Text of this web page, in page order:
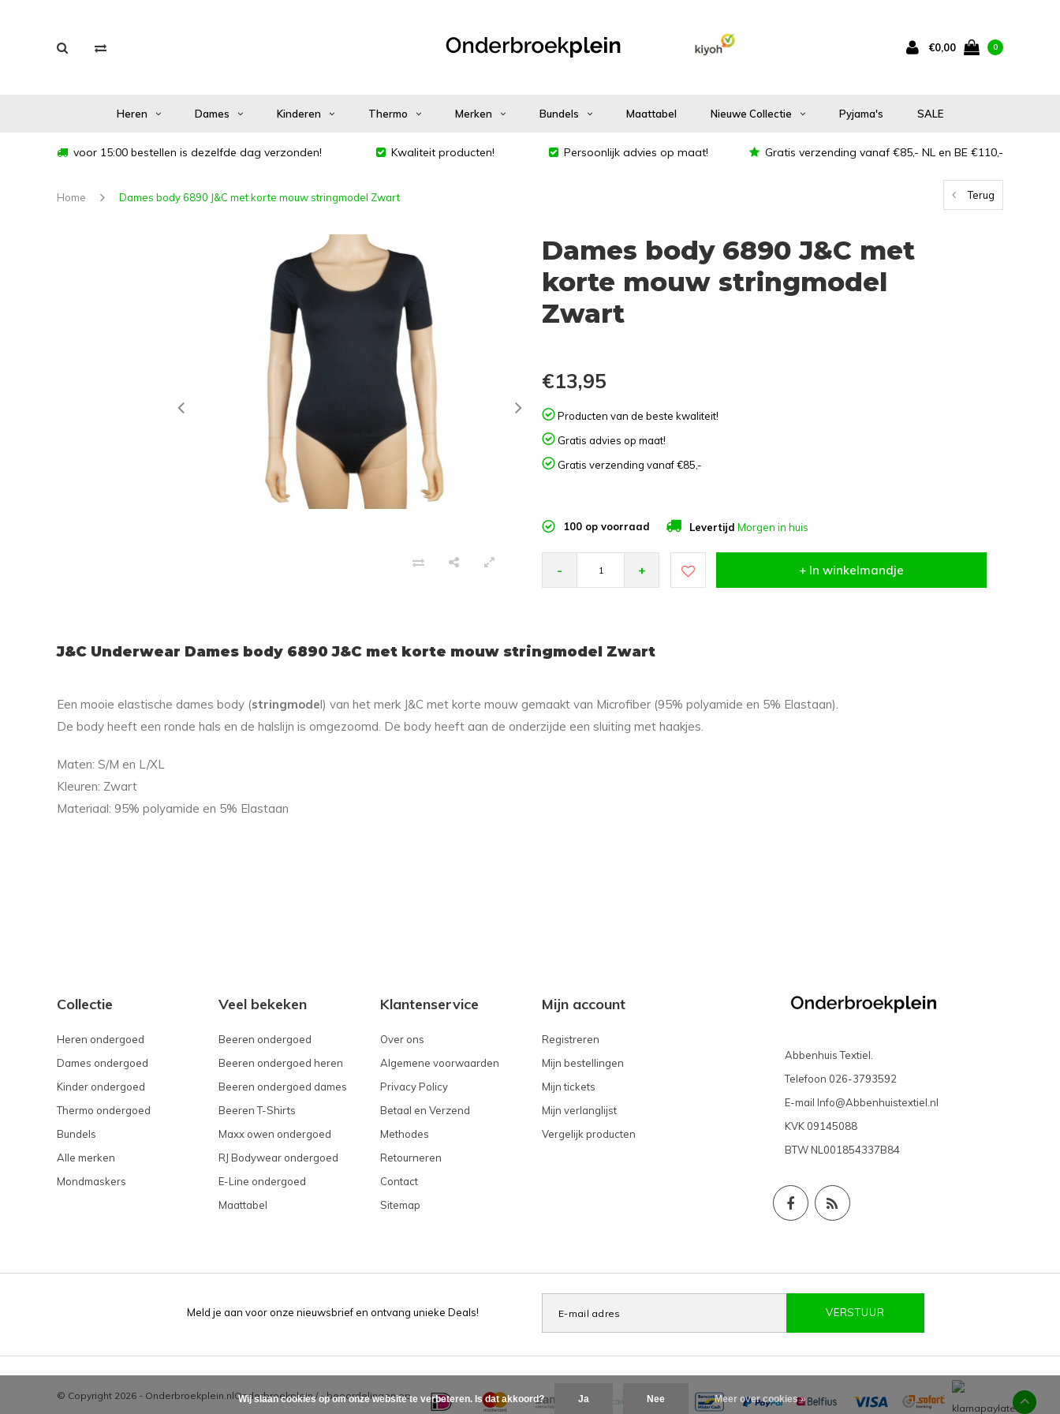
€0,00 0
Heren Dames Kinderen Thermo Merken Bundels Maattabel Nieuwe Collectie Pyjama's SALE
voor 15:00 bestellen is dezelfde dag verzonden! Kwaliteit producten! Persoonlijk advies op maat! Gratis verzending vanaf €85,- NL en BE €110,-
Home Dames body 6890 J&C met korte mouw stringmodel Zwart Terug
Dames body 6890 J&C met
korte mouw stringmodel
Zwart
€13,95
Producten van de beste kwaliteit!
Gratis advies op maat!
Gratis verzending vanaf €85,-
100 op voorraad Levertijd Morgen in huis
- + + In winkelmandje
J&C Underwear Dames body 6890 J&C met korte mouw stringmodel Zwart
Een mooie elastische dames body (stringmodel) van het merk J&C met korte mouw gemaakt van Microfiber (95% polyamide en 5% Elastaan).
De body heeft een ronde hals en de halslijn is omgezoomd. De body heeft aan de onderzijde een sluiting met haakjes.
Maten: S/M en L/XL
Kleuren: Zwart
Materiaal: 95% polyamide en 5% Elastaan
Collectie
Heren ondergoed
Dames ondergoed
Kinder ondergoed
Thermo ondergoed
Bundels
Alle merken
Mondmaskers
Veel bekeken
Beeren ondergoed
Beeren ondergoed heren
Beeren ondergoed dames
Beeren T-Shirts
Maxx owen ondergoed
RJ Bodywear ondergoed
E-Line ondergoed
Maattabel
Klantenservice
Over ons
Algemene voorwaarden
Privacy Policy
Betaal en Verzend
Methodes
Retourneren
Contact
Sitemap
Mijn account
Registreren
Mijn bestellingen
Mijn tickets
Mijn verlanglijst
Vergelijk producten
Abbenhuis Textiel.
Telefoon 026-3793592
E-mail Info@Abbenhuistextiel.nl
KVK 09145088
BTW NL001854337B84
Meld je aan voor onze nieuwsbrief en ontvang unieke Deals! VERSTUUR
© Copyright 2026 - Onderbroekplein.nlOnderbroekplein /-beoordelingen op
Wij slaan cookies op om onze website te verbeteren. Is dat akkoord? Ja Nee Meer over cookies »